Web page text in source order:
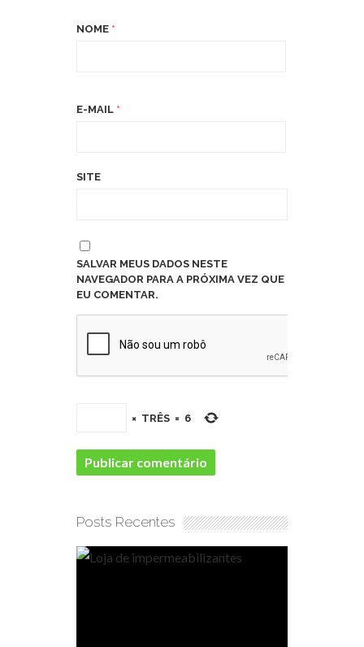
NOME *
E-MAIL *
SITE
SALVAR MEUS DADOS NESTE
NAVEGADOR PARA A PRÓXIMA VEZ QUE
EU COMENTAR.
× TRÊS = 6
Posts Recentes